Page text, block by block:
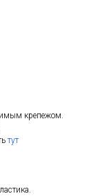
крепежом.
тут